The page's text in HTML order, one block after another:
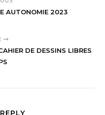
AUTONOMIE 2023
DE DESSINS LIBRES